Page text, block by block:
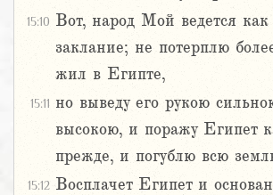
15:10 Вот, народ Мой ведется как
заклание; не потерплю
жил в Египте,
15:11 но выведу его рукою
высокою, и поражу Египет
прежде, и погублю всю
15:12 Восплачет Египет и